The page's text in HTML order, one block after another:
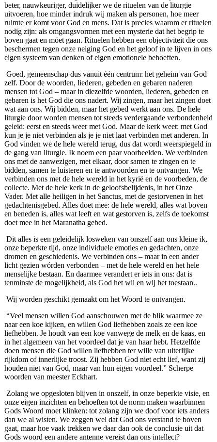
beter, nauwkeuriger, duidelijker we de rituelen van de liturgie
uitvoeren, hoe minder indruk wij maken als personen, hoe meer
ruimte er komt voor God en mens. Dat is precies waarom er rituelen
nodig zijn: als omgangsvormen met een mysterie dat het begrip te
boven gaat en móet gaan. Rituelen hebben een objectiviteit die ons
beschermen tegen onze neiging God en het geloof in te lijven in ons
eigen systeem van denken of eigen emotionele behoeften.
Goed, gemeenschap dus vanuit één centrum: het geheim van God
zelf. Door de woorden, liederen, gebeden en gebaren naderen
mensen tot God – maar in diezelfde woorden, liederen, gebeden en
gebaren is het God die ons nadert. Wij zingen, maar het zingen doet
wat aan ons. Wij bidden, maar het gebed werkt aan ons. De hele
liturgie door worden mensen tot steeds verdergaande verbondenheid
geleid: eerst en steeds weer met God. Maar de kerk weet: met God
kun je je niet verbinden als je je niet laat verbinden met anderen. In
God vinden we de hele wereld terug, dus dat wordt weerspiegeld in
de gang van liturgie. Ik noem een paar voorbeelden. We verbinden
ons met de aanwezigen, met elkaar, door samen te zingen en te
bidden, samen te luisteren en te antwoorden en te ontvangen. We
verbinden ons met de hele wereld in het kyrië en de voorbeden, de
collecte. Met de hele kerk in de geloofsbelijdenis, in het Onze
Vader. Met alle heiligen in het Sanctus, met de gestorvenen in het
gedachtenisgebed. Alles doet mee: de hele wereld, alles wat boven
en beneden is, alles wat leeft en wat gestorven is, zelfs de toekomst
doet mee in het Maranatha gebed.
Dit alles is een geleidelijk losweken van onszelf aan ons kleine ik,
onze beperkte tijd, onze individuele emoties en gedachten, onze
dromen en geschiedenis. We verbinden ons – maar in een ander
licht gezien wórden verbonden – met de hele wereld en het hele
menselijke bestaan. En daarmee verandert er iets in ons: dat is
tenminste de mogelijkheid, als God het wil en wij het toestaan..
Wij worden geschikt gemaakt om het Woord te ontvangen.
“Veel mensen willen God aanschouwen met de blik waarmee ze
naar een koe kijken, en willen God liefhebben zoals ze een koe
liefhebben. Je houdt van een koe vanwege de melk en de kaas, en
in het algemeen van het voordeel dat je van haar hebt. Hetzelfde
doen mensen die God willen liefhebben ter wille van uiterlijke
rijkdom of innerlijke troost. Zij hebben God niet echt lief, want zij
houden niet van God, maar van hun eigen voordeel.” Scherpe
woorden van meester Eckhart.
Zolang we opgesloten blijven in onszelf, in onze beperkte visie, en
onze eigen inzichten en behoeften tot de norm maken waarbinnen
Gods Woord moet klinken: tot zolang zijn we doof voor iets anders
dan we al wisten. We zeggen wel dat God ons verstand te boven
gaat, maar hoe vaak trekken we daar dan ook de conclusie uit dat
Gods woord een andere antenne vereist dan ons intellect?